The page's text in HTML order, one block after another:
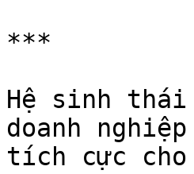
***
Hệ sinh thái
doanh
tích cực cho